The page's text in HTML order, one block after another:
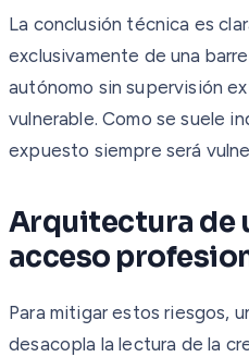
La conclusión técnica es
exclusivamente de una
autónomo sin supervisión
vulnerable. Como se suele
expuesto siempre será
Arquitectura de
acceso
Para mitigar estos riesgos,
desacopla la lectura de la